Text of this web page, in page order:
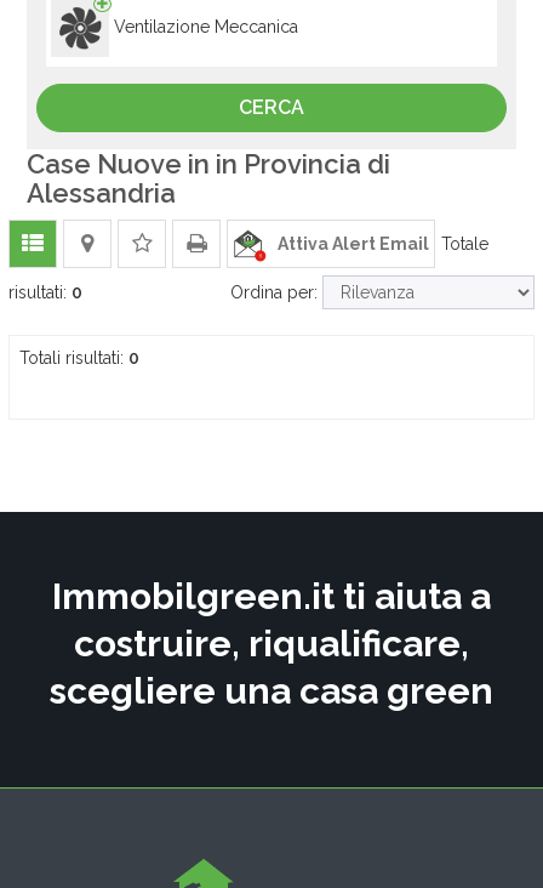
Ventilazione Meccanica
Case Nuove in in Provincia di
Alessandria
Attiva Alert Email Totale
risultati: 0 Ordina per:
Totali risultati: 0
Immobilgreen.it ti aiuta a
costruire, riqualificare,
scegliere una casa green